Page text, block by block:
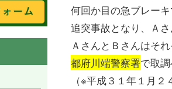
何回か目の急ブレー
追突事故となり、Ａ
ＡさんとＢさんはそ
都府川端警察署で取
（※平成３１年１月